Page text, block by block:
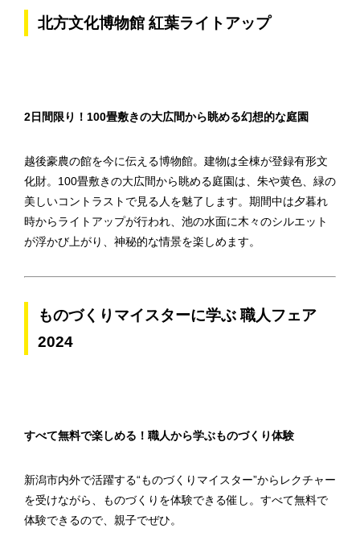
北方文化博物館 紅葉ライトアップ
2日間限り！100畳敷きの大広間から眺める幻想的な庭園
越後豪農の館を今に伝える博物館。建物は全棟が登録有形文
化財。100畳敷きの大広間から眺める庭園は、朱や黄色、緑の
美しいコントラストで見る人を魅了します。期間中は夕暮れ
時からライトアップが行われ、池の水面に木々のシルエット
が浮かび上がり、神秘的な情景を楽しめます。
ものづくりマイスターに学ぶ 職人フェア
2024
すべて無料で楽しめる！職人から学ぶものづくり体験
新潟市内外で活躍する“ものづくりマイスター”からレクチャー
を受けながら、ものづくりを体験できる催し。すべて無料で
体験できるので、親子でぜひ。